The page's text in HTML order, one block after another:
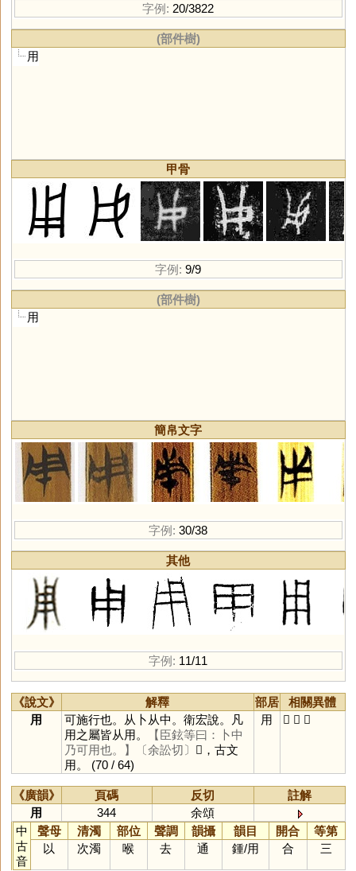
字例: 20/3822
(部件樹)
用
甲骨
字例: 9/9
(部件樹)
用
簡帛文字
字例: 30/38
其他
字例: 11/11
《說文》 解釋 部居
相關異體
用
可施行也。从卜从中。衛宏說。凡
用之屬皆从用。
【臣鉉等曰：卜中
乃可用也。】
〔余訟切〕
𤰆，古文
用。 (70 / 64)
用 𠂦 𤰃 𤰆
《廣韻》 頁碼 反切
註解
用
344
余頌
中
古
音
聲母 清濁 部位 聲調 韻攝 韻目 開合
等第
以
次濁 喉 去 通 鍾/用 合 三